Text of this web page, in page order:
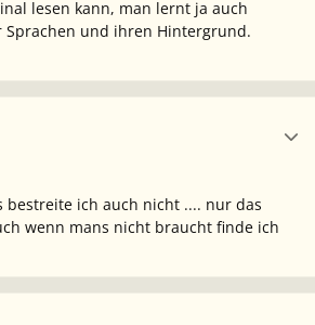
lesen kann, man lernt ja auch
Sprachen und ihren Hintergrund.
bestreite ich auch nicht .... nur das
wenn mans nicht braucht finde ich